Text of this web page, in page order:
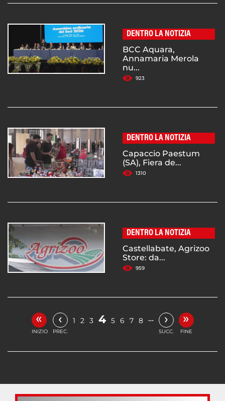
DENTRO LA NOTIZIA
BCC Aquara,
Annamaria Merola
nu...
923
DENTRO LA NOTIZIA
Capaccio Paestum
(SA), Fiera de...
1310
DENTRO LA NOTIZIA
Castellabate, Agrizoo
Store: da...
959
«
INIZIO
‹
PREC.
1 2 3 4 5 6 7 8 … ›
SUCC.
»
FINE